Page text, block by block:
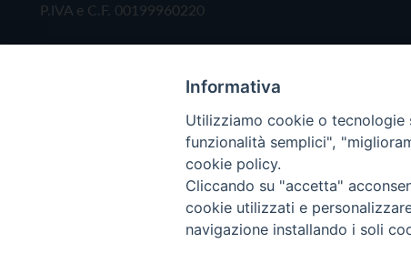
P.IVA e C.F. 00199960220
Copyright © 2019 - Tutti i diritti riservati - Vita
Informativa
Utilizziamo cookie o
funzionalità semplici",
cookie policy.
Cliccando su "accetta"
cookie utilizzati e
navigazione installando i soli